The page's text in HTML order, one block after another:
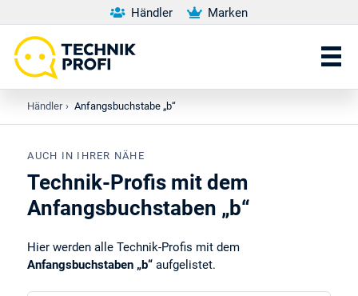
Händler Marken
Händler › Anfangsbuchstabe „b“
AUCH IN IHRER NÄHE
Technik-Profis mit dem
Anfangsbuchstaben „b“
Hier werden alle Technik-Profis mit dem
Anfangsbuchstaben „b“ aufgelistet.